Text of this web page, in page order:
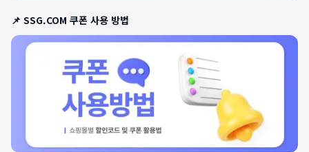
📌 SSG.COM 쿠폰 사용 방법